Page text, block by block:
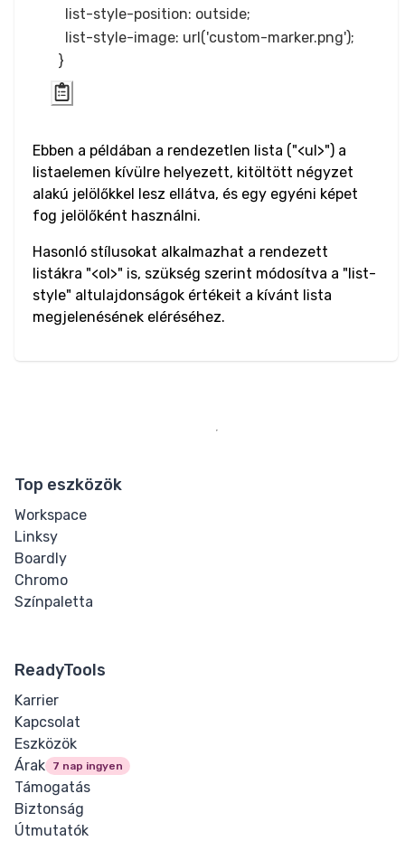
Blockquote
Code
Hyperlink
Italic
Mark
Underline
Quote
Other
Dialog
Meter
Progress
COMPONENTS
  list-style-position: outside;
  list-style-image: url('custom-marker.png');
Ebben a példában a rendezetlen lista ("<‌ul‌>") a
listaelemen kívülre helyezett, kitöltött négyzet
alakú jelölőkkel lesz ellátva, és egy egyéni képet
fog jelölőként használni.
Hasonló stílusokat alkalmazhat a rendezett
listákra "<‌ol‌>" is, szükség szerint módosítva a "list-
style" altulajdonságok értékeit a kívánt lista
megjelenésének eléréséhez.
Top eszközök
Workspace
Linksy
Boardly
Chromo
Színpaletta
ReadyTools
Karrier
Kapcsolat
Eszközök
Árak
7 nap ingyen
Támogatás
Biztonság
Útmutatók